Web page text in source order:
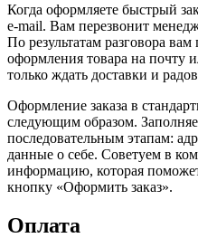
Когда оформляете быстрый
e-mail. Вам перезвонит
По результатам разговора
оформления товара на почту
только ждать доставки и
Оформление заказа в
следующим образом.
последовательным этапам:
данные о себе. Советуем в
информацию, которая
кнопку «Оформить заказ».
Оплата